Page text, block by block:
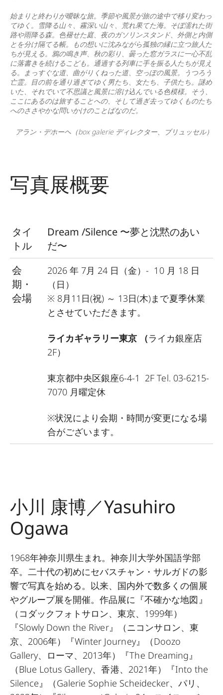
始まりと終わりが曖昧な旅。季節や風景が旅の途中で移り変わっ
てゆく。雪降る山々、霧深い山々、荒れ果てた海。そぼ濡れた街
路や雨降る森。色褪せた庭、夜のガソリンスタンド、外側と内側
とを分け隔てる帳。もの想いに沈みながら孤独の縁に立つ旅人た
ちが見える。鴉の鳴き声、秋の彩り、曇った窓ガラスに一心不乱
に落書きを続けるこども。通過する列車に手を振る人たちが見え
る。まっすぐな道、曲がりくねった道、空っぽの風景。うつろう
亡霊。目の前を通り過ぎてゆく男たち、女たち、子供たち。謎め
いた、それでいて不思議と風景に溶け込んでいる色模様。そう、
ここにあるのは旅することへの、そして過ぎ去ってゆくものたち
へのささやかな問いかけのことばなのだ。
アラン・デホーヘ（box galerie ディレクター、ブリュッセル）
写真展概要
タイ
トル
Dream /Silence 〜夢と沈黙のあい
だ〜
会
期・
会場
2026 年 7月 24 日（金）- 10 月 18 日
（日）
※ 8月11日(祝) ～ 13日(木)まで夏季休業
とさせていただきます。
ライカギャラリー東京 （ライカ銀座店
2F）
東京都中央区銀座6-4-1 2F Tel. 03-6215-
7070 月曜定休
※状況により会期・時間が変更になる場
合がございます。
小川 康博／Yasuhiro
Ogawa
1968年神奈川県生まれ。神奈川大学外国語学部
卒。二十代の初めにセバスチャン・サルガドの影
響で写真を始める。以来、国内外で数多くの個展
やグループ展を開催。作品展に『不確かな地図』
（コダックフォトサロン、東京、1999年）
『Slowly Down the River』（ニコンサロン、東
京、2006年）『Winter Journey』（Doozo
Gallery、ローマ、2013年）『The Dreaming』
（Blue Lotus Gallery、香港、2021年）『Into the
Silence』（Galerie Sophie Scheidecker、パリ、